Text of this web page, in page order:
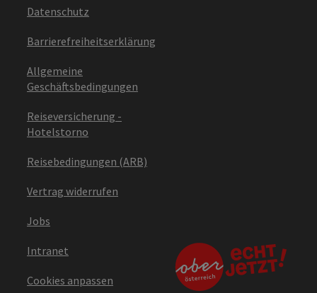
Datenschutz
Barrierefreiheitserklärung
Allgemeine
Geschäftsbedingungen
Reiseversicherung -
Hotelstorno
Reisebedingungen (ARB)
Vertrag widerrufen
Jobs
Intranet
Cookies anpassen